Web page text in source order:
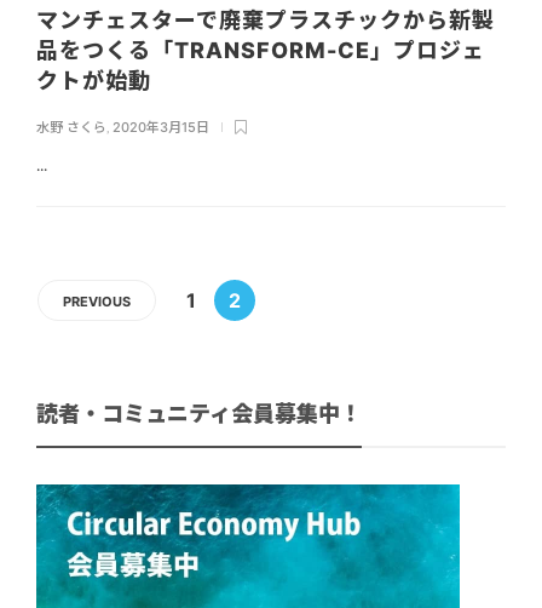
マンチェスターで廃棄プラスチックから新製
品をつくる「TRANSFORM-CE」プロジェ
クトが始動
水野 さくら 2020年3月15日
...
PREVIOUS 1 2
読者・コミュニティ会員募集中！